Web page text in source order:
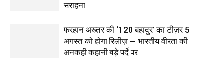
सराहना
फरहान अख्तर की ‘120 बहादुर’ का टीज़र 5
अगस्त को होगा रिलीज़ — भारतीय वीरता की
अनकही कहानी बड़े पर्दे पर